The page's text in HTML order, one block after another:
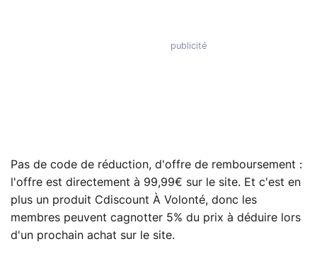
Pas de code de réduction, d'offre de remboursement :
l'offre est directement à 99,99€ sur le site. Et c'est en
plus un produit Cdiscount À Volonté, donc les
membres peuvent cagnotter 5% du prix à déduire lors
d'un prochain achat sur le site.